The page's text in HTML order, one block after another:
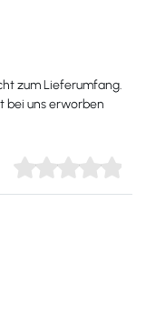
zum Lieferumfang.
bei uns erworben